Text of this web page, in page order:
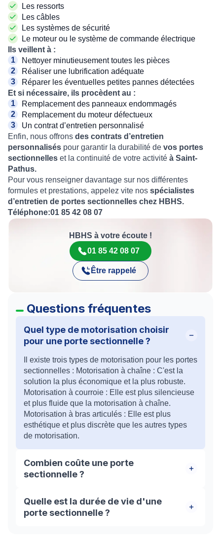
Les ressorts
Les câbles
Les systèmes de sécurité
Le moteur ou le système de commande électrique
Ils veillent à :
Nettoyer minutieusement toutes les pièces
Réaliser une lubrification adéquate
Réparer les éventuelles petites pannes détectées
Et si nécessaire, ils procèdent au :
Remplacement des panneaux endommagés
Remplacement du moteur défectueux
Un contrat d’entretien personnalisé
Enfin, nous offrons des contrats d’entretien
personnalisés pour garantir la durabilité de vos portes
sectionnelles et la continuité de votre activité à Saint-
Pathus.
Pour vous renseigner davantage sur nos différentes
formules et prestations, appelez vite nos spécialistes
d’entretien de portes sectionnelles chez HBHS.
Téléphone:01 85 42 08 07
HBHS à votre écoute !
01 85 42 08 07
Être rappelé
Questions fréquentes
Quel type de motorisation choisir
pour une porte sectionnelle ?
Il existe trois types de motorisation pour les portes
sectionnelles : Motorisation à chaîne : C'est la
solution la plus économique et la plus robuste.
Motorisation à courroie : Elle est plus silencieuse
et plus fluide que la motorisation à chaîne.
Motorisation à bras articulés : Elle est plus
esthétique et plus discrète que les autres types
de motorisation.
Combien coûte une porte
sectionnelle ?
Le prix d'une porte sectionnelle varie en fonction
de plusieurs facteurs : Le type de matériau : Les
portes en acier sont les moins chères, tandis que
Quelle est la durée de vie d'une
porte sectionnelle ?